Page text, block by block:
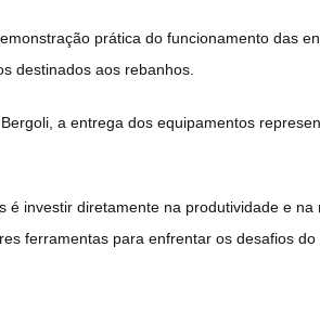
prática do funcionamento das
destinados aos rebanhos.
a entrega dos equipamentos
é investir diretamente na produtividade e
ferramentas para enfrentar os desafios